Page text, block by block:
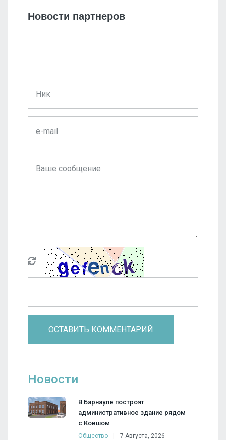
Новости партнеров
Новости
В Барнауле построят
административное здание рядом
с Ковшом
Общество 7 Августа, 2026